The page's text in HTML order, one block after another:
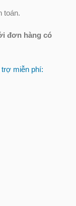
toán.
đơn hàng có
miễn phí: